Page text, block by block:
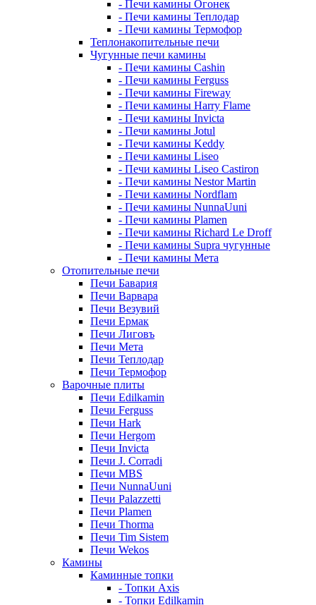
- Печи камины Огонек
- Печи камины Теплодар
- Печи камины Термофор
Теплонакопительные печи
Чугунные печи камины
- Печи камины Cashin
- Печи камины Ferguss
- Печи камины Fireway
- Печи камины Harry Flame
- Печи камины Invicta
- Печи камины Jotul
- Печи камины Keddy
- Печи камины Liseo
- Печи камины Liseo Castiron
- Печи камины Nestor Martin
- Печи камины Nordflam
- Печи камины NunnaUuni
- Печи камины Plamen
- Печи камины Richard Le Droff
- Печи камины Supra чугунные
- Печи камины Мета
Отопительные печи
Печи Бавария
Печи Варвара
Печи Везувий
Печи Ермак
Печи Лиговъ
Печи Мета
Печи Теплодар
Печи Термофор
Варочные плиты
Печи Edilkamin
Печи Ferguss
Печи Hark
Печи Hergom
Печи Invicta
Печи J. Corradi
Печи MBS
Печи NunnaUuni
Печи Palazzetti
Печи Plamen
Печи Thorma
Печи Tim Sistem
Печи Wekos
Камины
Каминные топки
- Топки Axis
- Топки Edilkamin